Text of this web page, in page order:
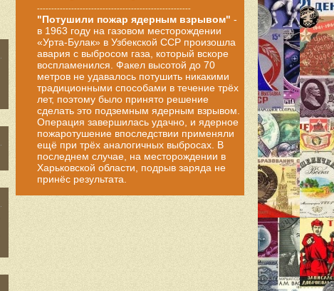
------------------------------------------------------
"Потушили пожар ядерным взрывом" -
в 1963 году на газовом месторождении
«Урта-Булак» в Узбекской ССР произошла
авария с выбросом газа, который вскоре
воспламенился. Факел высотой до 70
метров не удавалось потушить никакими
традиционными способами в течение трёх
лет, поэтому было принято решение
сделать это подземным ядерным взрывом.
Операция завершилась удачно, и ядерное
пожаротушение впоследствии применяли
ещё при трёх аналогичных выбросах. В
последнем случае, на месторождении в
Харьковской области, подрыв заряда не
принёс результата.